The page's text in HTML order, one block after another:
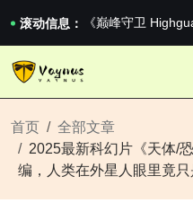
滚动信息：
《巅峰守卫
男生找对象最重要
2026澳网男单收
首页
全部文章
2025最新科幻片《天体/
编，人类在外星人眼里竟只